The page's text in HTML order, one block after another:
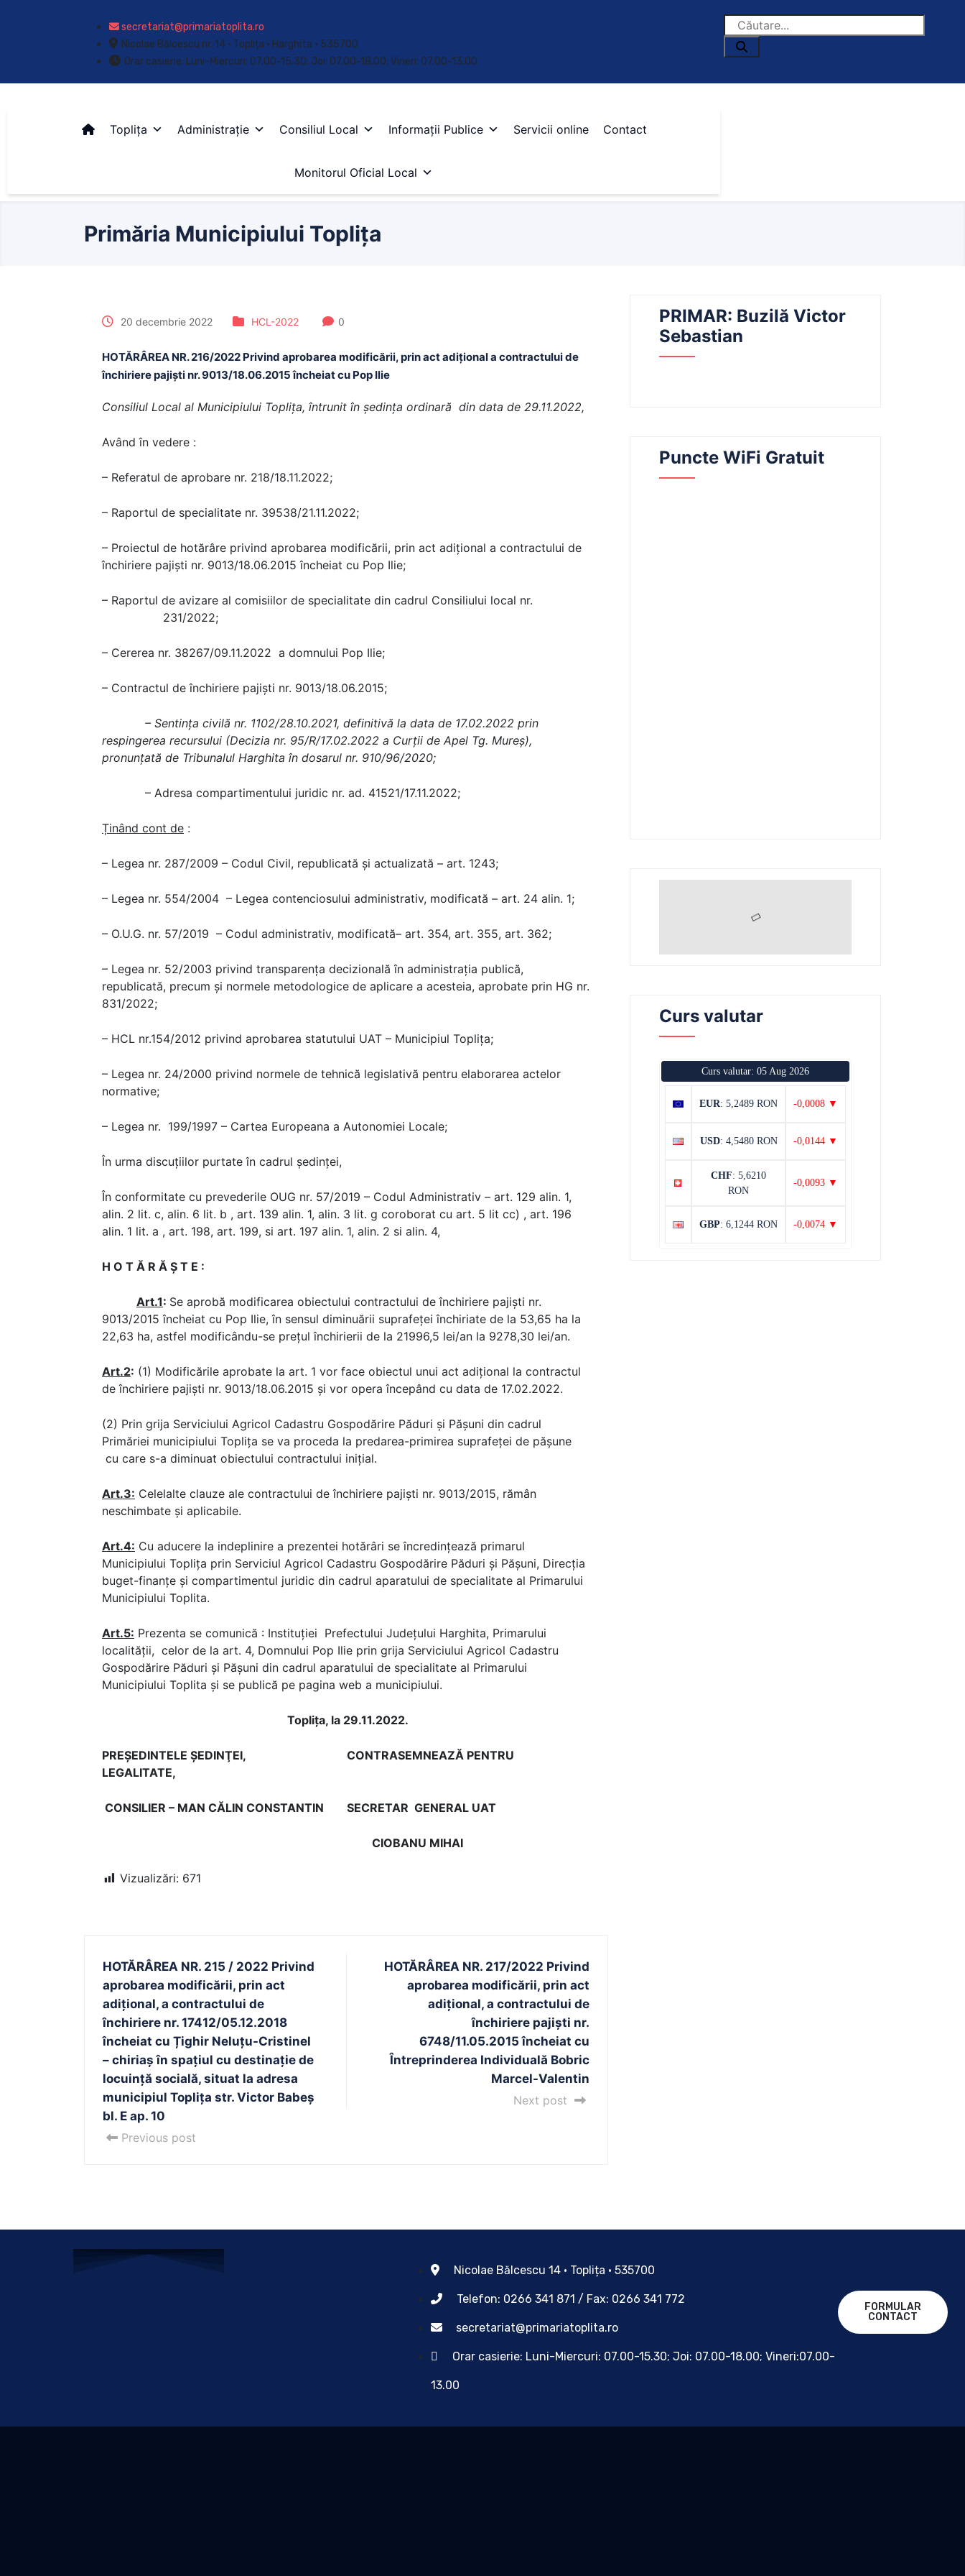
secretariat@primariatoplita.ro
Nicolae Bălcescu nr. 14 • Toplița • Harghita • 535700
Orar casierie: Luni-Miercuri: 07.00-15.30; Joi: 07.00-18.00; Vineri: 07.00-13.00
Toplița Administrație Consiliul Local Informații Publice Servicii online Contact
Monitorul Oficial Local
Primăria Municipiului Toplița
20 decembrie 2022 HCL-2022 0
HOTĂRÂREA NR. 216/2022 Privind aprobarea modificării, prin act adițional a contractului de
închiriere pajiști nr. 9013/18.06.2015 încheiat cu Pop Ilie
Consiliul Local al Municipiului Topliţa, întrunit în şedinţa ordinară din data de 29.11.2022,
Având în vedere :
– Referatul de aprobare nr. 218/18.11.2022;
– Raportul de specialitate nr. 39538/21.11.2022;
– Proiectul de hotărâre privind aprobarea modificării, prin act adițional a contractului de
închiriere pajiști nr. 9013/18.06.2015 încheiat cu Pop Ilie;
– Raportul de avizare al comisiilor de specialitate din cadrul Consiliului local nr.
231/2022;
– Cererea nr. 38267/09.11.2022 a domnului Pop Ilie;
– Contractul de închiriere pajiști nr. 9013/18.06.2015;
– Sentința civilă nr. 1102/28.10.2021, definitivă la data de 17.02.2022 prin
respingerea recursului (Decizia nr. 95/R/17.02.2022 a Curții de Apel Tg. Mureș),
pronunțată de Tribunalul Harghita în dosarul nr. 910/96/2020;
– Adresa compartimentului juridic nr. ad. 41521/17.11.2022;
Ținând cont de :
– Legea nr. 287/2009 – Codul Civil, republicată și actualizată – art. 1243;
– Legea nr. 554/2004 – Legea contenciosului administrativ, modificată – art. 24 alin. 1;
– O.U.G. nr. 57/2019 – Codul administrativ, modificată– art. 354, art. 355, art. 362;
– Legea nr. 52/2003 privind transparența decizională în administraţia publică,
republicată, precum și normele metodologice de aplicare a acesteia, aprobate prin HG nr.
831/2022;
– HCL nr.154/2012 privind aprobarea statutului UAT – Municipiul Topliţa;
– Legea nr. 24/2000 privind normele de tehnică legislativă pentru elaborarea actelor
normative;
– Legea nr. 199/1997 – Cartea Europeana a Autonomiei Locale;
În urma discuțiilor purtate în cadrul ședinței,
În conformitate cu prevederile OUG nr. 57/2019 – Codul Administrativ – art. 129 alin. 1,
alin. 2 lit. c, alin. 6 lit. b , art. 139 alin. 1, alin. 3 lit. g coroborat cu art. 5 lit cc) , art. 196
alin. 1 lit. a , art. 198, art. 199, si art. 197 alin. 1, alin. 2 si alin. 4,
H O T Ă R Ă Ş T E :
Art.1: Se aprobă modificarea obiectului contractului de închiriere pajiști nr.
9013/2015 încheiat cu Pop Ilie, în sensul diminuării suprafeței închiriate de la 53,65 ha la
22,63 ha, astfel modificându-se prețul închirierii de la 21996,5 lei/an la 9278,30 lei/an.
Art.2: (1) Modificările aprobate la art. 1 vor face obiectul unui act adițional la contractul
de închiriere pajiști nr. 9013/18.06.2015 și vor opera începând cu data de 17.02.2022.
(2) Prin grija Serviciului Agricol Cadastru Gospodărire Păduri și Pășuni din cadrul
Primăriei municipiului Toplița se va proceda la predarea-primirea suprafeței de pășune
cu care s-a diminuat obiectului contractului inițial.
Art.3: Celelalte clauze ale contractului de închiriere pajiști nr. 9013/2015, rămân
neschimbate și aplicabile.
Art.4: Cu aducere la indeplinire a prezentei hotărâri se încredinţează primarul
Municipiului Topliţa prin Serviciul Agricol Cadastru Gospodărire Păduri și Pășuni, Direcția
buget-finanțe și compartimentul juridic din cadrul aparatului de specialitate al Primarului
Municipiului Toplita.
Art.5: Prezenta se comunică : Instituţiei Prefectului Judeţului Harghita, Primarului
localităţii, celor de la art. 4, Domnului Pop Ilie prin grija Serviciului Agricol Cadastru
Gospodărire Păduri și Pășuni din cadrul aparatului de specialitate al Primarului
Municipiului Toplita şi se publică pe pagina web a municipiului.
Topliţa, la 29.11.2022.
PREŞEDINTELE ŞEDINŢEI, CONTRASEMNEAZĂ PENTRU
LEGALITATE,
CONSILIER – MAN CĂLIN CONSTANTIN SECRETAR GENERAL UAT
CIOBANU MIHAI
Vizualizări: 671
HOTĂRÂREA NR. 215 / 2022 Privind
aprobarea modificării, prin act
adițional, a contractului de
închiriere nr. 17412/05.12.2018
încheiat cu Țighir Neluțu-Cristinel
– chiriaș în spațiul cu destinație de
locuință socială, situat la adresa
municipiul Toplița str. Victor Babeș
bl. E ap. 10
Previous post
HOTĂRÂREA NR. 217/2022 Privind
aprobarea modificării, prin act
adițional, a contractului de
închiriere pajiști nr.
6748/11.05.2015 încheiat cu
Întreprinderea Individuală Bobric
Marcel-Valentin
Next post
PRIMAR: Buzilă Victor
Sebastian
Puncte WiFi Gratuit
Curs valutar
Curs valutar: 05 Aug 2026
EUR: 5,2489 RON -0,0008 ▼
USD: 4,5480 RON -0,0144 ▼
CHF: 5,6210
RON
-0,0093 ▼
GBP: 6,1244 RON -0,0074 ▼
Nicolae Bălcescu 14 • Toplița • 535700
Telefon: 0266 341 871 / Fax: 0266 341 772
secretariat@primariatoplita.ro
Orar casierie: Luni-Miercuri: 07.00-15.30; Joi: 07.00-18.00; Vineri:07.00-
13.00
FORMULAR
CONTACT